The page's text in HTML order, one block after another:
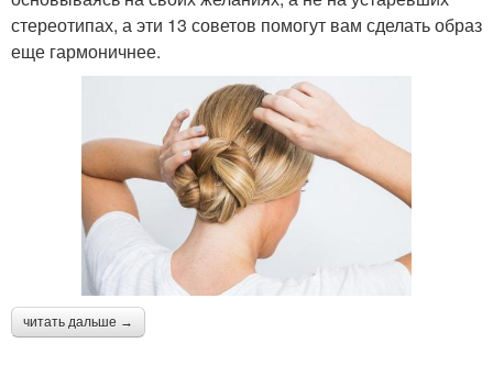
стереотипах, а эти 13 советов помогут вам сделать образ
еще гармоничнее.
читать дальше →